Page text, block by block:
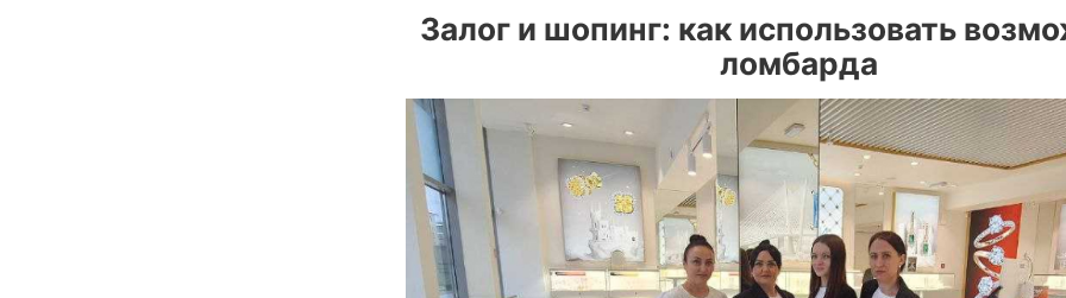
Залог и шопинг: как использовать
ломбарда